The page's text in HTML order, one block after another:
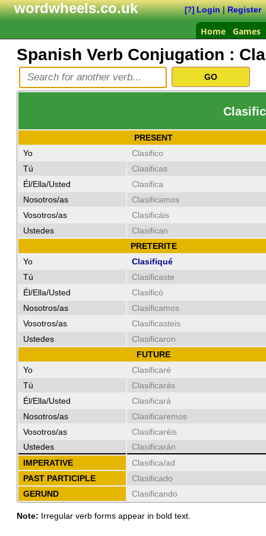
wordwheels.co.uk [?] Login|Register
Home Games
Spanish Verb Conjugation :
PRESENT
Yo
Clasifico
Tú
Clasificas
Él/Ella/Usted
Clasifica
Nosotros/as
Clasificamos
Vosotros/as
Clasificáis
Ustedes
Clasifican
PRETERITE
Yo
Clasifiqué
Tú
Clasificaste
Él/Ella/Usted
Clasificó
Nosotros/as
Clasificamos
Vosotros/as
Clasificasteis
Ustedes
Clasificaron
FUTURE
Yo
Clasificaré
Tú
Clasificarás
Él/Ella/Usted
Clasificará
Nosotros/as
Clasificaremos
Vosotros/as
Clasificaréis
Ustedes
Clasificarán
IMPERATIVE
Clasifica/ad
PAST PARTICIPLE
Clasificado
GERUND
Clasificando
Note: Irregular verb forms appear in bold text.